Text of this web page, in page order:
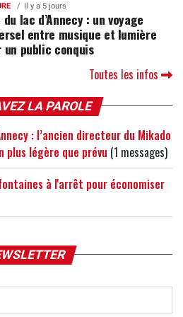
Il y a 5 jours
lac d’Annecy : un voyage
entre musique et lumière
un public conquis
Toutes les infos
LA PAROLE
: l’ancien directeur du Mikado
plus légère que prévu (1 messages)
à l'arrêt pour économiser